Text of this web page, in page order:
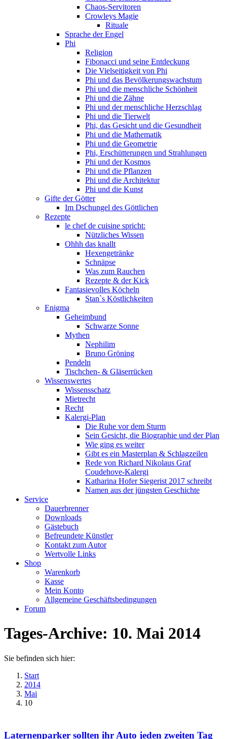
Chaos-Servitoren
Crowleys Magie
Rituale
Sprache der Engel
Phi
Religion
Fibonacci und seine Entdeckung
Die Vielseitigkeit von Phi
Phi und das Bevölkerungswachstum
Phi und die menschliche Schönheit
Phi und die Zähne
Phi und der menschliche Herzschlag
Phi und die Tierwelt
Phi, das Gesicht und die Gesundheit
Phi und die Mathematik
Phi und die Geometrie
Phi, Erschütterungen und Strahlungen
Phi und der Kosmos
Phi und die Pflanzen
Phi und die Architektur
Phi und die Kunst
Gifte der Götter
Im Dschungel des Göttlichen
Rezepte
le chef de cuisine spricht:
Nützliches Wissen
Ohhh das knallt
Hexengetränke
Schnäpse
Was zum Rauchen
Rezepte & der Kick
Fantasievolles Köcheln
Stan`s Köstlichkeiten
Enigma
Geheimbund
Schwarze Sonne
Mythen
Nephilim
Bruno Gröning
Pendeln
Tischchen- & Gläserrücken
Wissenswertes
Wissensschatz
Mietrecht
Recht
Kalergi-Plan
Die Ruhe vor dem Sturm
Sein Gesicht, die Biographie und der Plan
Wie ging es weiter
Gibt es ein Masterplan & Schlagzeilen
Rede von Richard Nikolaus Graf
Coudehove-Kalergi
Katharina Hofer Siegerist 2017 schreibt
Namen aus der jüngsten Geschichte
Service
Dauerbrenner
Downloads
Gästebuch
Befreundete Künstler
Kontakt zum Autor
Wertvolle Links
Shop
Warenkorb
Kasse
Mein Konto
Allgemeine Geschäftsbedingungen
Forum
Tages-Archive: 10. Mai 2014
Sie befinden sich hier:
Start
2014
Mai
10
Laternenparker sollten ihr Auto jeden zweiten Tag